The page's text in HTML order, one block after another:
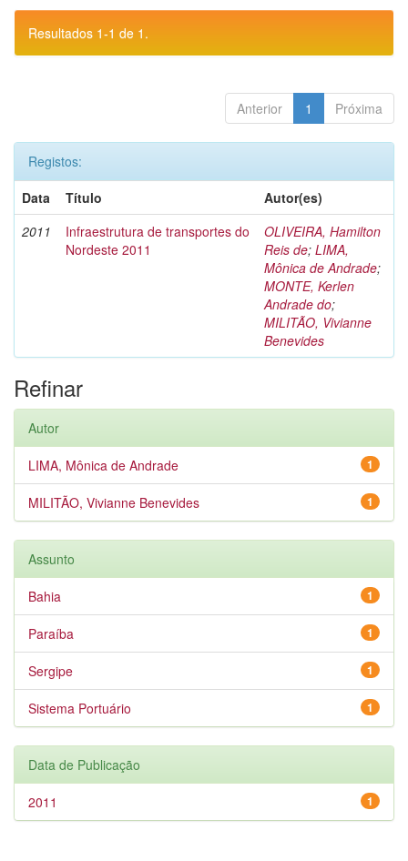
Resultados 1-1 de 1.
Anterior 1 Próxima
Registos:
Data
Título
Autor(es)
2011
Infraestrutura de transportes do
Nordeste 2011
OLIVEIRA, Hamilton
Reis de; LIMA,
Mônica de Andrade;
MONTE, Kerlen
Andrade do;
MILITÃO, Vivianne
Benevides
Refinar
Autor
1
LIMA, Mônica de Andrade
1
MILITÃO, Vivianne Benevides
Assunto
1
Bahia
1
Paraíba
1
Sergipe
1
Sistema Portuário
Data de Publicação
1
2011